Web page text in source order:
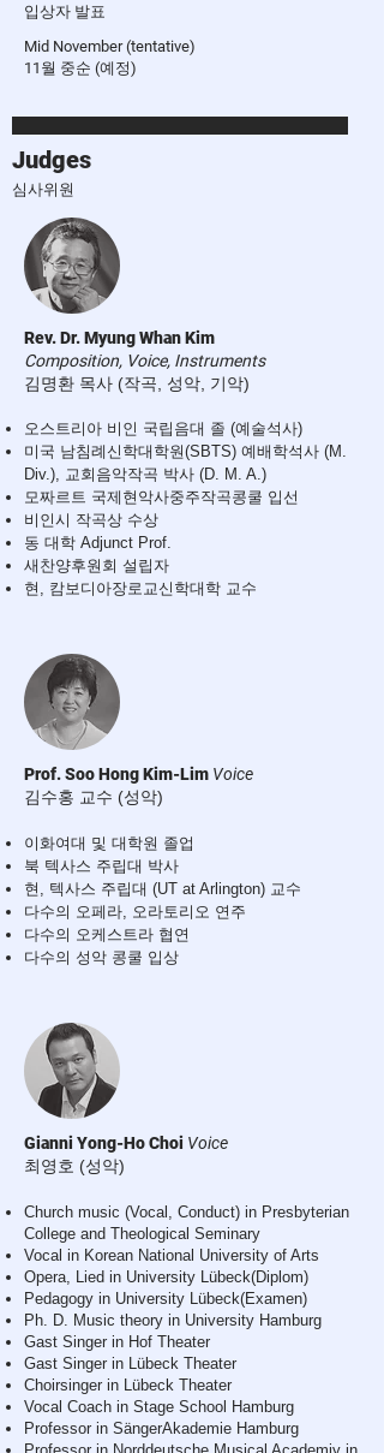
입상자 발표
Mid November (tentative)
11월 중순 (예정)
Judges
​심사위원
Rev. Dr. Myung Whan Kim
Composition, Voice, Instruments
김명환 목사 (작곡, 성악, 기악)
오스트리아 비인 국립음대 졸 (예술석사)
미국 남침례신학대학원(SBTS) 예배학석사 (M.
Div.), 교회음악작곡 박사 (D. M. A.)
모짜르트 국제현악사중주작곡콩쿨 입선
비인시 작곡상 수상
동 대학 Adjunct Prof.
새찬양후원회 설립자
현, 캄보디아장로교신학대학 교수
Prof. Soo Hong Kim-Lim Voice
김수홍 교수 (성악)
이화여대 및 대학원 졸업
북 텍사스 주립대 박사
현, 텍사스 주립대 (UT at Arlington) 교수
다수의 오페라, 오라토리오 연주
다수의 오케스트라 협연
다수의 성악 콩쿨 입상
Gianni Yong-Ho Choi Voice
최영호 (성악)
Church music (Vocal, Conduct) in Presbyterian
College and Theological Seminary
Vocal in Korean National University of Arts
Opera, Lied in University Lübeck(Diplom)
Pedagogy in University Lübeck(Examen)
Ph. D. Music theory in University Hamburg
Gast Singer in Hof Theater
Gast Singer in Lübeck Theater
Choirsinger in Lübeck Theater
Vocal Coach in Stage School Hamburg
Professor in SängerAkademie Hamburg